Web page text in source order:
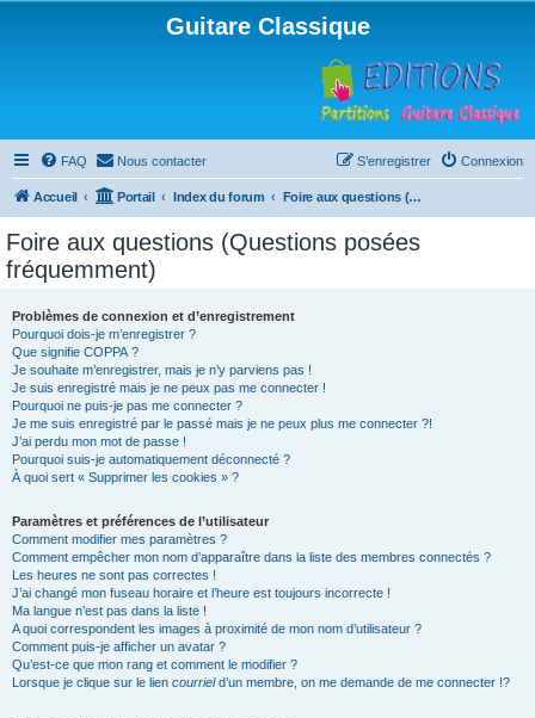
Guitare Classique
FAQ Nous contacter Connexion
S’enregistrer
Accueil Portail Index du forum Foire aux questions (Questions posées fréquemment)
Foire aux questions (Questions posées
fréquemment)
Problèmes de connexion et d’enregistrement
Pourquoi dois-je m’enregistrer ?
Que signifie COPPA ?
Je souhaite m’enregistrer, mais je n’y parviens pas !
Je suis enregistré mais je ne peux pas me connecter !
Pourquoi ne puis-je pas me connecter ?
Je me suis enregistré par le passé mais je ne peux plus me connecter ?!
J’ai perdu mon mot de passe !
Pourquoi suis-je automatiquement déconnecté ?
À quoi sert « Supprimer les cookies » ?
Paramètres et préférences de l’utilisateur
Comment modifier mes paramètres ?
Comment empêcher mon nom d’apparaître dans la liste des membres connectés ?
Les heures ne sont pas correctes !
J’ai changé mon fuseau horaire et l’heure est toujours incorrecte !
Ma langue n’est pas dans la liste !
A quoi correspondent les images à proximité de mon nom d’utilisateur ?
Comment puis-je afficher un avatar ?
Qu’est-ce que mon rang et comment le modifier ?
Lorsque je clique sur le lien courrield’un membre, on me demande de me connecter !?